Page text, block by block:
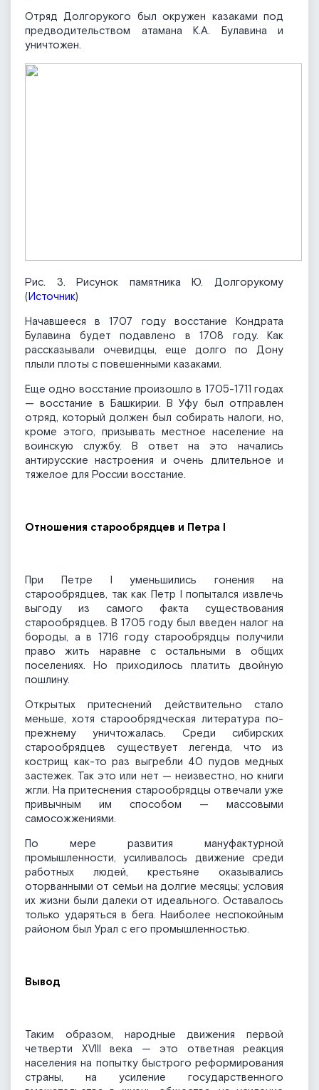
Отряд Долгорукого был окружен казаками под
предводительством атамана К.А. Булавина и
уничтожен.
Рис. 3. Рисунок памятника Ю. Долгорукому
(Источник)
Начавшееся в 1707 году восстание Кондрата
Булавина будет подавлено в 1708 году. Как
рассказывали очевидцы, еще долго по Дону
плыли плоты с повешенными казаками.
Еще одно восстание произошло в 1705-1711 годах
— восстание в Башкирии. В Уфу был отправлен
отряд, который должен был собирать налоги, но,
кроме этого, призывать местное население на
воинскую службу. В ответ на это начались
антирусские настроения и очень длительное и
тяжелое для России восстание.
Отношения старообрядцев и Петра I
При Петре I уменьшились гонения на
старообрядцев, так как Петр I попытался извлечь
выгоду из самого факта существования
старообрядцев. В 1705 году был введен налог на
бороды, а в 1716 году старообрядцы получили
право жить наравне с остальными в общих
поселениях. Но приходилось платить двойную
пошлину.
Открытых притеснений действительно стало
меньше, хотя старообрядческая литература по-
прежнему уничтожалась. Среди сибирских
старообрядцев существует легенда, что из
кострищ как-то раз выгребли 40 пудов медных
застежек. Так это или нет — неизвестно, но книги
жгли. На притеснения старообрядцы отвечали уже
привычным им способом — массовыми
самосожжениями.
По мере развития мануфактурной
промышленности, усиливалось движение среди
работных людей, крестьяне оказывались
оторванными от семьи на долгие месяцы; условия
их жизни были далеки от идеального. Оставалось
только ударяться в бега. Наиболее неспокойным
районом был Урал с его промышленностью.
Вывод
Таким образом, народные движения первой
четверти XVIII века — это ответная реакция
населения на попытку быстрого реформирования
страны, на усиление государственного